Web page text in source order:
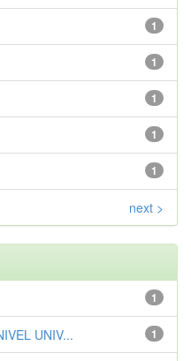
1
1
1
1
1
next >
1
1
UNIV...